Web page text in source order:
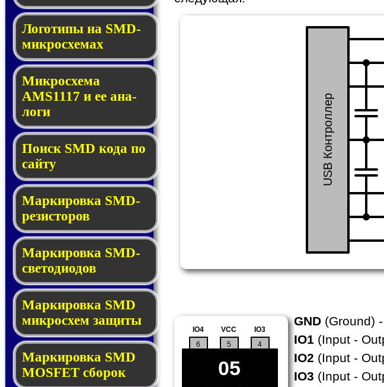
Логотипы на SMD-
мик­ро­схе­мах
Микросхема
AMS1117 и ее ана­
ло­ги
Поиск SMD ко­да по
сай­ту
Маркировка SMD-
ре­зис­то­ров
Маркировка SMD-
све­то­дио­дов
Мар­ки­ров­ка SMD
мик­рос­хем защиты
Мар­ки­ров­ка SMD
MOSFET сбо­рок
USB Контроллер
4
IO3
VCC
5
6
IO4
05
GND (Ground)
IO1 (Input -
IO2 (Input -
IO3 (Input -